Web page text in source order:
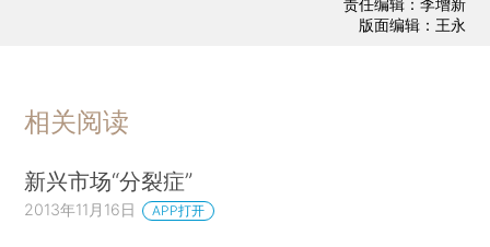
责任编辑：李增新
版面编辑：王永
相关阅读
新兴市场“分裂症”
2013年11月16日 APP打开